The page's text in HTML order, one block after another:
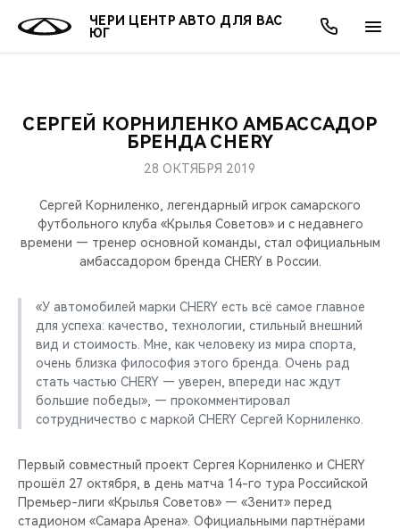
ЧЕРИ ЦЕНТР АВТО ДЛЯ ВАС
ЮГ
МОДЕЛИ
КРОССОВЕРЫ
НОВИНКИ
ПОКУПАТЕЛЯМ
КРЕДИТ И СТРАХОВАНИЕ
ВЛАДЕЛЬЦАМ
ЗАПЧАСТИ И АКСЕССУАРЫ
ПОДДЕРЖКА
CHERY CONNECT
МИР CHERY
О БРЕНДЕ
CHERY В СОЦСЕТЯХ
ЛЮДИ CHERY
БЛАГОТВОРИТЕЛЬНОСТЬ
CHERY REMOTE
НАШИ МЕРОПРИЯТИЯ
АКЦИИ
ОНЛАЙН СЕРВИСЫ
КРЕДИТ
О КОМПАНИИ
МЫ В СОЦСЕТЯХ
СЕРГЕЙ КОРНИЛЕНКО АМБАССАДОР
БРЕНДА CHERY
28 ОКТЯБРЯ 2019
Сергей Корниленко, легендарный игрок самарского
футбольного клуба «Крылья Советов» и с недавнего
времени — тренер основной команды, стал официальным
амбассадором бренда CHERY в России.
«У автомобилей марки CHERY есть всё самое главное
для успеха: качество, технологии, стильный внешний
вид и стоимость. Мне, как человеку из мира спорта,
очень близка философия этого бренда. Очень рад
стать частью CHERY — уверен, впереди нас ждут
большие победы», — прокомментировал
сотрудничество с маркой CHERY Сергей Корниленко.
Первый совместный проект Сергея Корниленко и CHERY
прошёл 27 октября, в день матча 14-го тура Российской
Премьер-лиги «Крылья Советов» — «Зенит» перед
стадионом «Самара Арена». Официальными партнёрами